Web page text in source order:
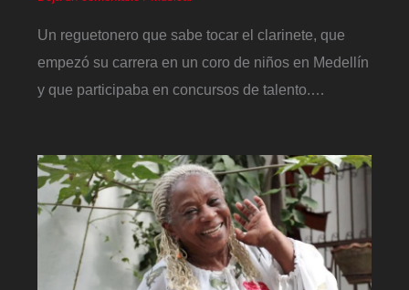
Un reguetonero que sabe tocar el clarinete, que
empezó su carrera en un coro de niños en Medellín
y que participaba en concursos de talento.…